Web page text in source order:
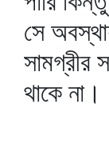
সে
সামগ্রীর
থাকে না।